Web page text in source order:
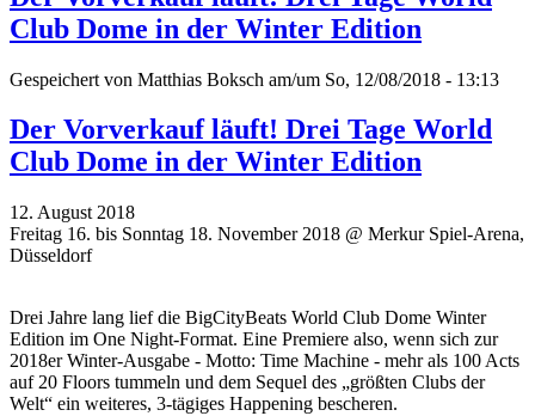
Club Dome in der Winter Edition
Gespeichert von Matthias Boksch am/um So, 12/08/2018 - 13:13
Der Vorverkauf läuft! Drei Tage World
Club Dome in der Winter Edition
12. August 2018
Freitag 16. bis Sonntag 18. November 2018 @ Merkur Spiel-Arena,
Düsseldorf
Drei Jahre lang lief die BigCityBeats World Club Dome Winter
Edition im One Night-Format. Eine Premiere also, wenn sich zur
2018er Winter-Ausgabe - Motto: Time Machine - mehr als 100 Acts
auf 20 Floors tummeln und dem Sequel des „größten Clubs der
Welt“ ein weiteres, 3-tägiges Happening bescheren.